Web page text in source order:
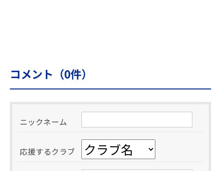
コメント（0件）
ニックネーム
応援するクラブ